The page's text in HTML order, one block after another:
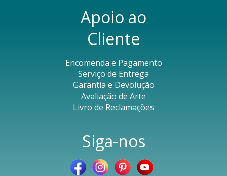
Apoio ao
Cliente
Encomenda e Pagamento
Serviço de Entrega
Garantia e Devolução
Avaliação de Arte
Livro de Reclamações
Siga-nos